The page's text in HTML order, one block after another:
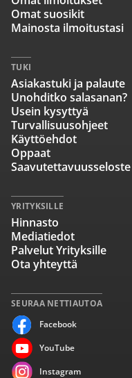
SEURAA NETTIAUTOA
Facebook
YouTube
Instagram
Omat suosikit
Mainosta ilmoitustasi
TUKI
Asiakastuki ja palaute
Unohditko salasanan?
Usein kysyttyä
Turvallisuusohjeet
Käyttöehdot
Oppaat
Saavutettavuusseloste
YRITYKSILLE
Hinnasto
Mediatiedot
Palvelut Yrityksille
Ota yhteyttä